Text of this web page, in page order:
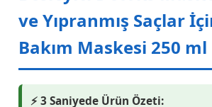
ve Yıpranmış Saçlar
Bakım Maskesi 250 ml
⚡ 3 Saniyede Ürün Özeti: